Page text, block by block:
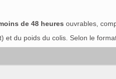
de 48 heures ouvrables,
et du poids du colis. Selon le